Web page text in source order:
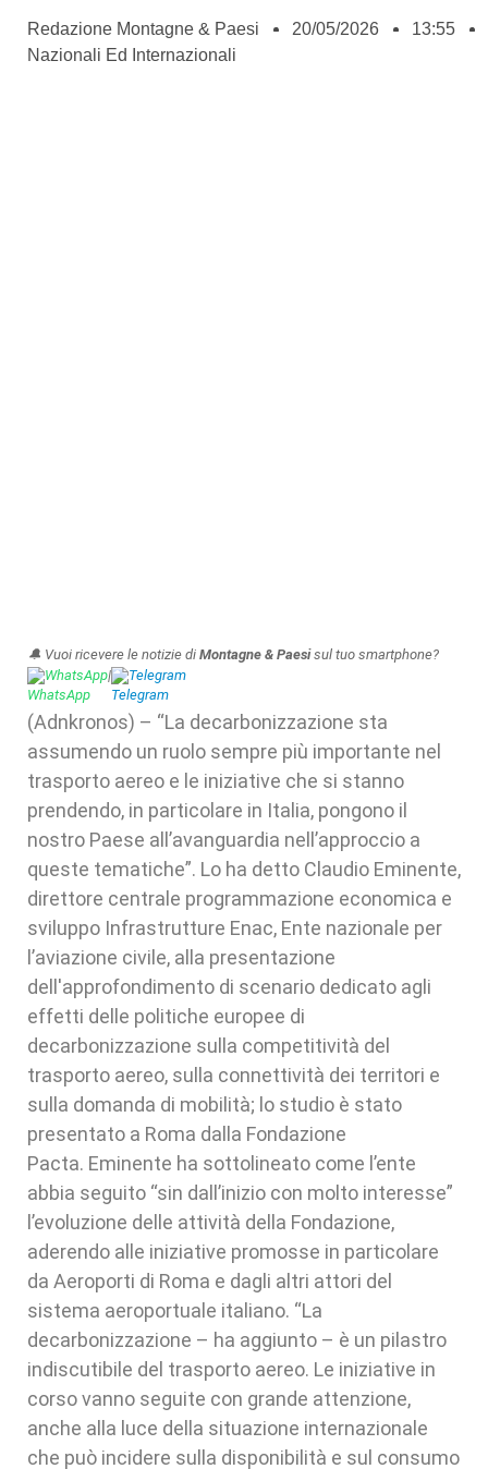
Redazione Montagne & Paesi 20/05/2026
13:55
Nazionali Ed Internazionali
🔔 Vuoi ricevere le notizie di Montagne & Paesisul tuo smartphone?
WhatsApp| Telegram
(Adnkronos) – “La decarbonizzazione sta
assumendo un ruolo sempre più importante nel
trasporto aereo e le iniziative che si stanno
prendendo, in particolare in Italia, pongono il
nostro Paese all’avanguardia nell’approccio a
queste tematiche”. Lo ha detto Claudio Eminente,
direttore centrale programmazione economica e
sviluppo Infrastrutture Enac, Ente nazionale per
l’aviazione civile, alla presentazione
dell'approfondimento di scenario dedicato agli
effetti delle politiche europee di
decarbonizzazione sulla competitività del
trasporto aereo, sulla connettività dei territori e
sulla domanda di mobilità; lo studio è stato
presentato a Roma dalla Fondazione
Pacta. Eminente ha sottolineato come l’ente
abbia seguito “sin dall’inizio con molto interesse”
l’evoluzione delle attività della Fondazione,
aderendo alle iniziative promosse in particolare
da Aeroporti di Roma e dagli altri attori del
sistema aeroportuale italiano. “La
decarbonizzazione – ha aggiunto – è un pilastro
indiscutibile del trasporto aereo. Le iniziative in
corso vanno seguite con grande attenzione,
anche alla luce della situazione internazionale
che può incidere sulla disponibilità e sul consumo